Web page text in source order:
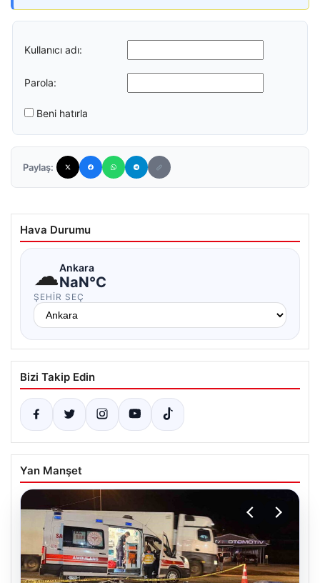
Kullanıcı adı:
Parola:
Beni hatırla
Paylaş:
Hava Durumu
☁Ankara
NaN°C
ŞEHIR SEÇ
Bizi Takip Edin
Yan Manşet